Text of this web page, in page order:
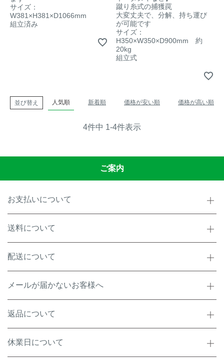
サイズ：
W381×H381×D1066mm
組立済み
蹴り糸式の捕獲罠
大変丈夫で、分解、持ち運び
が可能です
サイズ：
H350×W350×D900mm 約
20kg
組立式
並び替え 人気順 新着順 価格が安い順 価格が高い順
4件中 1-4件表示
ご案内
お支払いについて
送料について
配送について
メールが届かないお客様へ
返品について
休業日について